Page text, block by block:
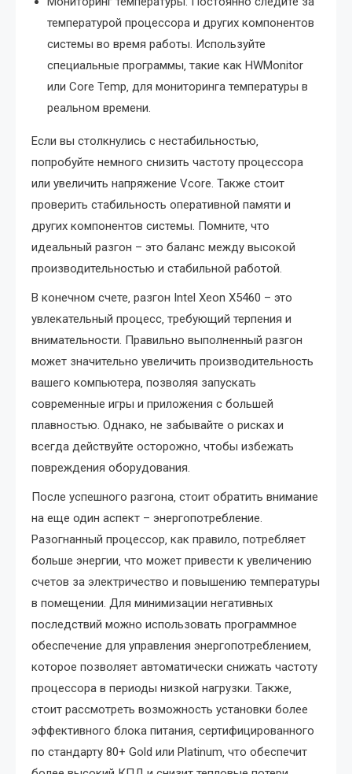
температурой процессора и других компонентов
системы во время работы. Используйте
специальные программы‚ такие как HWMonitor
или Core Temp‚ для мониторинга температуры в
реальном времени.
Если вы столкнулись с нестабильностью‚
попробуйте немного снизить частоту процессора
или увеличить напряжение Vcore. Также стоит
проверить стабильность оперативной памяти и
других компонентов системы. Помните‚ что
идеальный разгон – это баланс между высокой
производительностью и стабильной работой.
В конечном счете‚ разгон Intel Xeon X5460 – это
увлекательный процесс‚ требующий терпения и
внимательности. Правильно выполненный разгон
может значительно увеличить производительность
вашего компьютера‚ позволяя запускать
современные игры и приложения с большей
плавностью. Однако‚ не забывайте о рисках и
всегда действуйте осторожно‚ чтобы избежать
повреждения оборудования.
После успешного разгона‚ стоит обратить внимание
на еще один аспект – энергопотребление.
Разогнанный процессор‚ как правило‚ потребляет
больше энергии‚ что может привести к увеличению
счетов за электричество и повышению температуры
в помещении. Для минимизации негативных
последствий можно использовать программное
обеспечение для управления энергопотреблением‚
которое позволяет автоматически снижать частоту
процессора в периоды низкой нагрузки. Также‚
стоит рассмотреть возможность установки более
эффективного блока питания‚ сертифицированного
по стандарту 80+ Gold или Platinum‚ что обеспечит